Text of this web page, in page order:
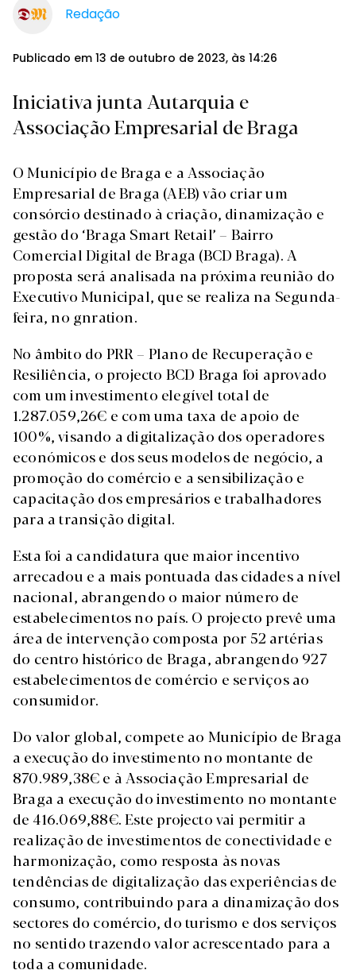
Redação
Publicado em 13 de outubro de 2023, às 14:26
Iniciativa junta Autarquia e
Associação Empresarial de Braga
O Município de Braga e a Associação
Empresarial de Braga (AEB) vão criar um
consórcio destinado à criação, dinamização e
gestão do ‘Braga Smart Retail’ – Bairro
Comercial Digital de Braga (BCD Braga). A
proposta será analisada na próxima reunião do
Executivo Municipal, que se realiza na Segunda-
feira, no gnration.
No âmbito do PRR – Plano de Recuperação e
Resiliência, o projecto BCD Braga foi aprovado
com um investimento elegível total de
1.287.059,26€ e com uma taxa de apoio de
100%, visando a digitalização dos operadores
económicos e dos seus modelos de negócio, a
promoção do comércio e a sensibilização e
capacitação dos empresários e trabalhadores
para a transição digital.
Esta foi a candidatura que maior incentivo
arrecadou e a mais pontuada das cidades a nível
nacional, abrangendo o maior número de
estabelecimentos no país. O projecto prevê uma
área de intervenção composta por 52 artérias
do centro histórico de Braga, abrangendo 927
estabelecimentos de comércio e serviços ao
consumidor.
Do valor global, compete ao Município de Braga
a execução do investimento no montante de
870.989,38€ e à Associação Empresarial de
Braga a execução do investimento no montante
de 416.069,88€. Este projecto vai permitir a
realização de investimentos de conectividade e
harmonização, como resposta às novas
tendências de digitalização das experiências de
consumo, contribuindo para a dinamização dos
sectores do comércio, do turismo e dos serviços
no sentido trazendo valor acrescentado para a
toda a comunidade.